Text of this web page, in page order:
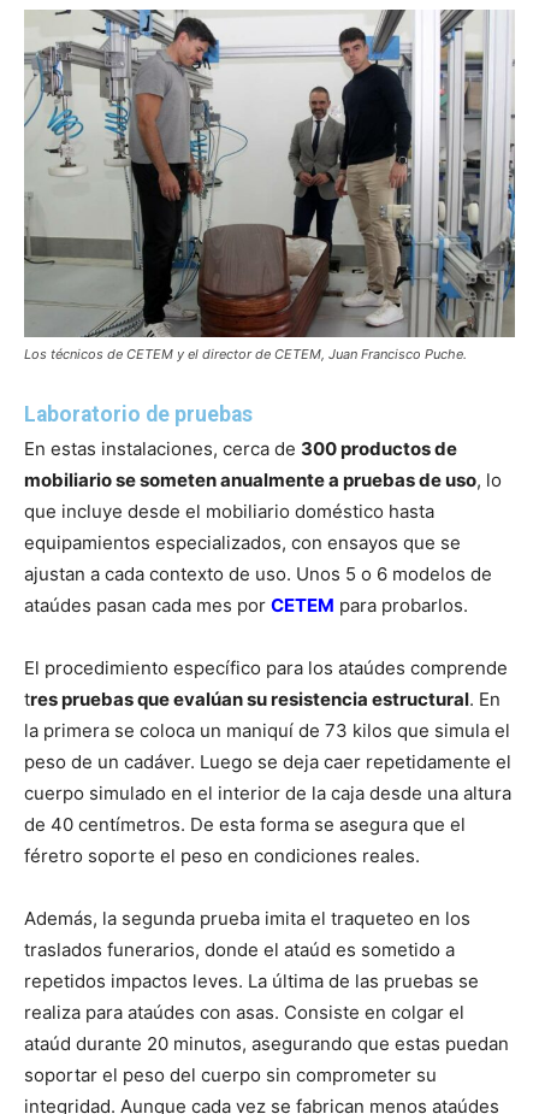
Los técnicos de CETEM y el director de CETEM, Juan Francisco Puche.
Laboratorio de pruebas
En estas instalaciones, cerca de 300 productos de
mobiliario se someten anualmente a pruebas de uso, lo
que incluye desde el mobiliario doméstico hasta
equipamientos especializados, con ensayos que se
ajustan a cada contexto de uso. Unos 5 o 6 modelos de
ataúdes pasan cada mes por CETEM para probarlos.
El procedimiento específico para los ataúdes comprende
tres pruebas que evalúan su resistencia estructural. En
la primera se coloca un maniquí de 73 kilos que simula el
peso de un cadáver. Luego se deja caer repetidamente el
cuerpo simulado en el interior de la caja desde una altura
de 40 centímetros. De esta forma se asegura que el
féretro soporte el peso en condiciones reales.
Además, la segunda prueba imita el traqueteo en los
traslados funerarios, donde el ataúd es sometido a
repetidos impactos leves. La última de las pruebas se
realiza para ataúdes con asas. Consiste en colgar el
ataúd durante 20 minutos, asegurando que estas puedan
soportar el peso del cuerpo sin comprometer su
integridad. Aunque cada vez se fabrican menos ataúdes